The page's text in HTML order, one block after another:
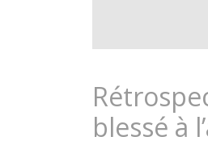
blessé à